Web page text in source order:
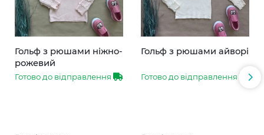
Гольф з рюшами ніжно-
рожевий
Готово до відправлення
Гольф з рюшами айворі
Готово до відправлення